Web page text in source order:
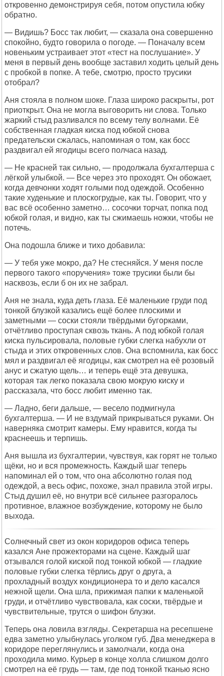
откровенно демонстрируя себя, потом опустила юбку
обратно.
— Видишь? Босс так любит, — сказала она совершенно
спокойно, будто говорила о погоде. — Поначалу всем
новеньким устраивает этот «тест на послушание». У
меня в первый день вообще заставил ходить целый день
с пробкой в попке. А тебе, смотрю, просто трусики
отобрал?
Аня стояла в полном шоке. Глаза широко раскрыты, рот
приоткрыт. Она не могла выговорить ни слова. Только
жаркий стыд разливался по всему телу волнами. Её
собственная гладкая киска под юбкой снова
предательски сжалась, напоминая о том, как босс
раздвигал ей ягодицы всего полчаса назад.
— Не красней так сильно, — продолжала бухгалтерша с
лёгкой улыбкой. — Все через это проходят. Он обожает,
когда девчонки ходят голыми под одеждой. Особенно
такие худенькие и плоскогрудые, как ты. Говорит, что у
вас всё особенно заметно… сосочки торчат, попка под
юбкой голая, и видно, как ты сжимаешь ножки, чтобы не
потечь.
Она подошла ближе и тихо добавила:
— У тебя уже мокро, да? Не стесняйся. У меня после
первого такого «поручения» тоже трусики были бы
насквозь, если б он их не забрал.
Аня не знала, куда деть глаза. Её маленькие груди под
тонкой блузкой казались ещё более плоскими и
заметными — соски стояли твёрдыми бугорками,
отчётливо проступая сквозь ткань. А под юбкой голая
киска пульсировала, половые губки слегка набухли от
стыда и этих откровенных слов. Она вспомнила, как босс
мял и раздвигал её ягодицы, как смотрел на её розовый
анус и сжатую щель… и теперь ещё эта девушка,
которая так легко показала свою мокрую киску и
рассказала, что босс любит именно так.
— Ладно, беги дальше, — весело подмигнула
бухгалтерша. — И не вздумай прикрываться руками. Он
наверняка смотрит камеры. Ему нравится, когда ты
краснеешь и терпишь.
Аня вышла из бухгалтерии, чувствуя, как горят не только
щёки, но и вся промежность. Каждый шаг теперь
напоминал ей о том, что она абсолютно голая под
одеждой, а весь офис, похоже, знал правила этой игры.
Стыд душил её, но внутри всё сильнее разгоралось
противное, влажное возбуждение, которому не было
выхода.
Солнечный свет из окон коридоров офиса теперь
казался Ане прожекторами на сцене. Каждый шаг
отзывался голой киской под тонкой юбкой — гладкие
половые губки слегка тёрлись друг о друга, а
прохладный воздух кондиционера то и дело касался
нежной щели. Она шла, прижимая папки к маленькой
груди, и отчётливо чувствовала, как соски, твёрдые и
чувствительные, трутся о шифон блузки.
Теперь она ловила взгляды. Секретарша на ресепшене
едва заметно улыбнулась уголком губ. Два менеджера в
коридоре переглянулись и замолчали, когда она
проходила мимо. Курьер в конце холла слишком долго
смотрел на её грудь — там, где под тонкой тканью ясно